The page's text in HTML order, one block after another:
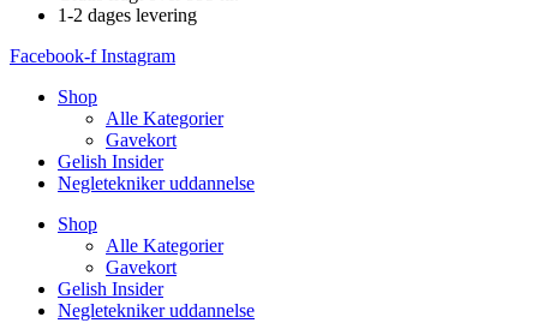
1-2 dages levering
Facebook-f Instagram
Shop
Alle Kategorier
Gavekort
Gelish Insider
Negletekniker uddannelse
Shop
Alle Kategorier
Gavekort
Gelish Insider
Negletekniker uddannelse